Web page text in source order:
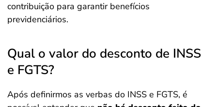
contribuição para garantir benefícios
previdenciários.
Qual o valor do desconto de INSS
e FGTS?
Após definirmos as verbas do INSS e FGTS, é